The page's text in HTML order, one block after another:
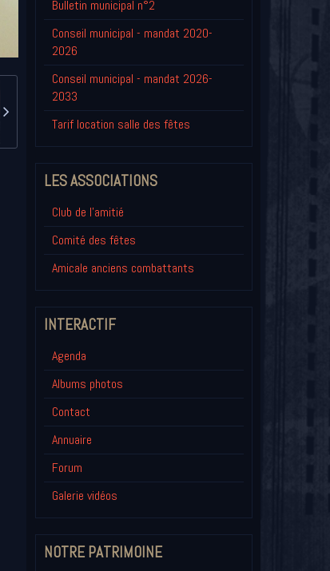
Bulletin municipal n°2
Conseil municipal - mandat 2020-
2026
Conseil municipal - mandat 2026-
2033
Tarif location salle des fêtes
LES ASSOCIATIONS
Club de l'amitié
Comité des fêtes
Amicale anciens combattants
INTERACTIF
Agenda
Albums photos
Contact
Annuaire
Forum
Galerie vidéos
NOTRE PATRIMOINE